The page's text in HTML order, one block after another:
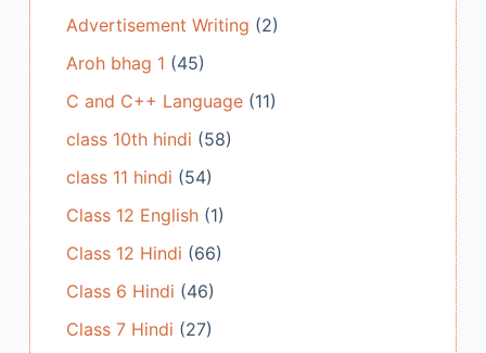
Advertisement Writing (2)
Aroh bhag 1 (45)
C and C++ Language(11)
class 10th hindi (58)
class 11 hindi (54)
Class 12 English(1)
Class 12 Hindi (66)
Class 6 Hindi (46)
Class 7 Hindi (27)